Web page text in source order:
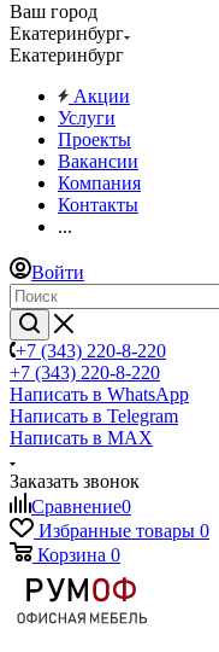
Ваш город
Екатеринбург
Екатеринбург
Акции
Услуги
Проекты
Вакансии
Компания
Контакты
...
Войти
+7 (343) 220-8-220
+7 (343) 220-8-220
Написать в WhatsApp
Написать в Telegram
Написать в MAX
Заказать звонок
Сравнение0
Избранные товары 0
Корзина 0